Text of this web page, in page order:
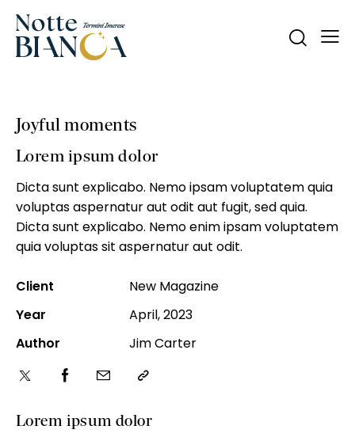
Joyful moments
Lorem ipsum dolor
Lorem ipsum dolor
Dicta sunt explicabo. Nemo ipsam voluptatem quia
voluptas aspernatur aut odit aut fugit, sed quia.
Dicta sunt explicabo. Nemo enim ipsam voluptatem
quia voluptas sit aspernatur aut odit.
Client
New Magazine
Year
April, 2023
Author
Jim Carter